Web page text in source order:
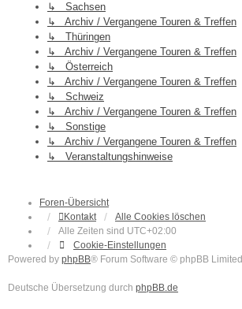
↳ Sachsen
↳ Archiv / Vergangene Touren & Treffen
↳ Thüringen
↳ Archiv / Vergangene Touren & Treffen
↳ Österreich
↳ Archiv / Vergangene Touren & Treffen
↳ Schweiz
↳ Archiv / Vergangene Touren & Treffen
↳ Sonstige
↳ Archiv / Vergangene Touren & Treffen
↳ Veranstaltungshinweise
Foren-Übersicht
Kontakt
Alle Cookies löschen
Alle Zeiten sind UTC+02:00
Cookie-Einstellungen
Powered by phpBB® Forum Software © phpBB Limited
Deutsche Übersetzung durch phpBB.de